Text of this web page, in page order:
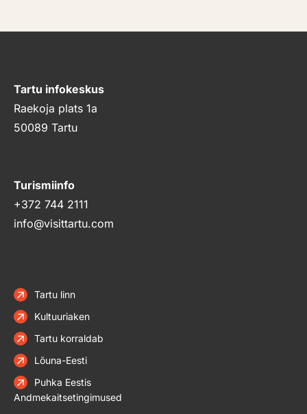
Tartu infokeskus
Raekoja plats 1a
50089 Tartu
Turismiinfo
+372 744 2111
info@visittartu.com
Tartu linn
Kultuuriaken
Tartu korraldab
Lõuna-Eesti
Puhka Eestis
Andmekaitsetingimused